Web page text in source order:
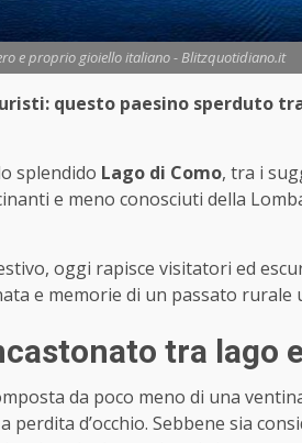
e proprio gioiello italiano - Blitzquotidiano.it
questo paesino sperduto
splendido Lago di Como, tra i
e meno conosciuti della
oggi rapisce visitatori ed
e memorie di un passato rurale
tra lago
da poco meno di una
perdita d’occhio. Sebbene sia